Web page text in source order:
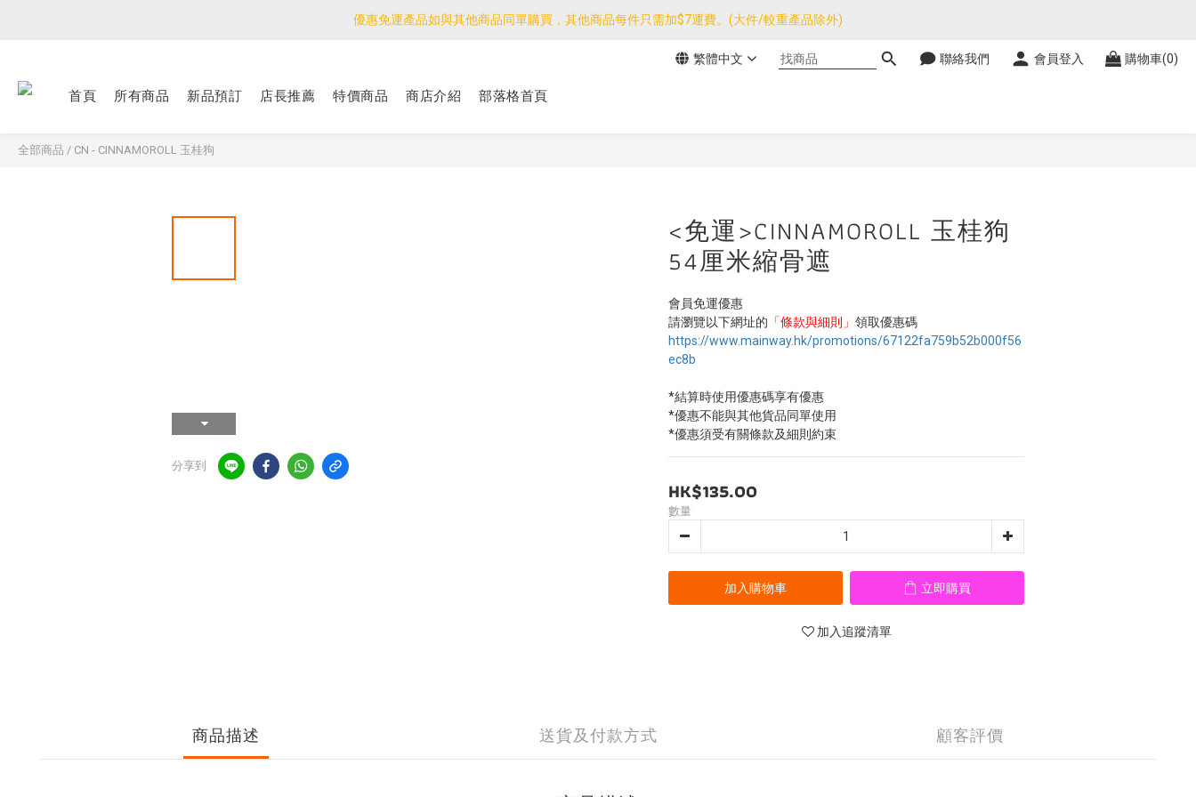
優惠免運產品如與其他商品同單購買，其他商品每件只需加$7運費。(大件/較重產品除外)
優惠免運產品如與其他商品同單購買，其他商品每件只需加$7運費。(大件/較重產品除外)
<公告>感謝支持！我們團隊由30/7~12/8外訪搜羅新產品，期間網店訂單處理及客服服務暫停，門市正常營業。
優惠免運產品如與其他商品同單購買，其他商品每件只需加$7運費。(大件/較重產品除外)
繁體中文 聯絡我們 會員登入 購物車(0)
首頁 所有商品 新品預訂 店長推薦 特價商品 商店介紹 部落格首頁
全部商品 / CN - CINNAMOROLL 玉桂狗
分享到
<免運>CINNAMOROLL 玉桂狗
54厘米縮骨遮
會員免運優惠
請瀏覽以下網址的 「條款與細則」 領取優惠碼
https://www.mainway.hk/promotions/67122fa759b52b000f56
ec8b
*結算時使用優惠碼享有優惠
*優惠不能與其他貨品同單使用
*優惠須受有關條款及細則約束
HK$135.00
數量
加入購物車 立即購買
加入追蹤清單
商品描述 送貨及付款方式 顧客評價